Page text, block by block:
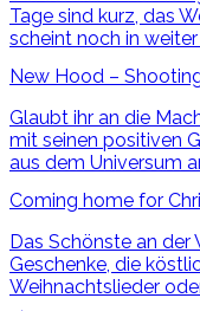
Tage sind kurz, das
scheint noch in weiter
New Hood –
Glaubt ihr an die
mit seinen positiven
aus dem Universum
Coming home for
Das Schönste an der
Geschenke, die
Weihnachtslieder